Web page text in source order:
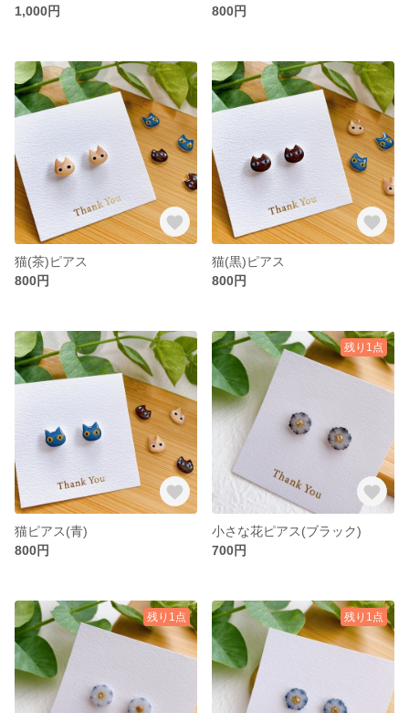
1,000円
800円
猫(茶)ピアス
800円
猫(黒)ピアス
800円
猫ピアス(青)
800円
残り1点
小さな花ピアス(ブラック)
700円
残り1点 残り1点